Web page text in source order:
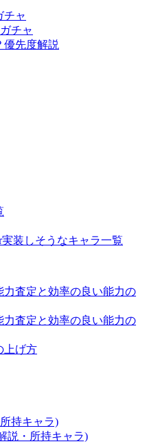
チャ
チャ
優先度解説
装しそうなキャラ一覧
査定と効率の良い能力の
査定と効率の良い能力の
上げ方
持キャラ)
説・所持キャラ)